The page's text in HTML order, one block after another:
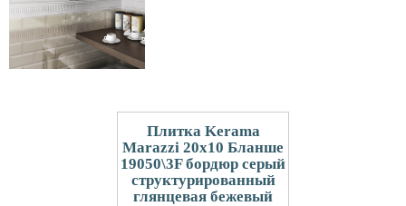
Плитка Kerama
Marazzi 20x10 Бланше
19050\3F бордюр серый
структурированный
глянцевая бежевый